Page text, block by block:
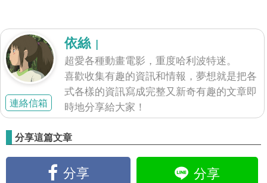
連絡信箱
依絲 |
超愛各種動畫電影，重度哈利波特迷。
喜歡收集有趣的資訊和情報，夢想就是把各
式各樣的資訊寫成完整又新奇有趣的文章即
時地分享給大家！
分享這篇文章
分享 分享